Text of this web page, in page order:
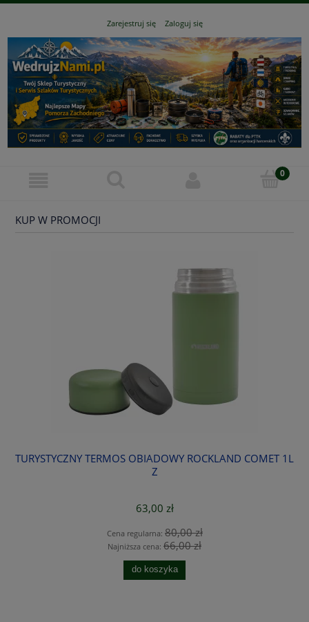
Zarejestruj się Zaloguj się
KUP W PROMOCJI
TURYSTYCZNY TERMOS OBIADOWY ROCKLAND COMET 1L
Z
63,00 zł
Cena regularna: 80,00 zł
Najniższa cena: 66,00 zł
do koszyka